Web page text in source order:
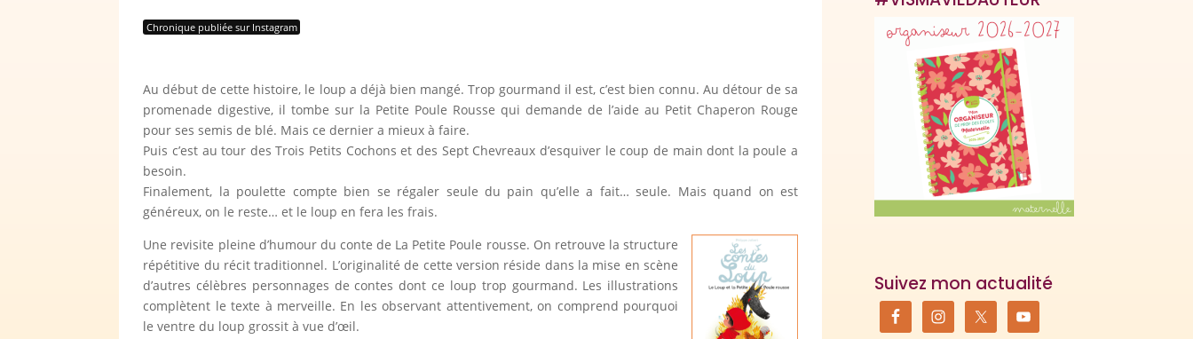
Chronique publiée sur Instagram
Au début de cette histoire, le loup a déjà bien mangé. Trop gourmand il est, c’est bien connu. Au détour de sa
promenade digestive, il tombe sur la Petite Poule Rousse qui demande de l’aide au Petit Chaperon Rouge
pour ses semis de blé. Mais ce dernier a mieux à faire.
Puis c’est au tour des Trois Petits Cochons et des Sept Chevreaux d’esquiver le coup de main dont la poule a
besoin.
Finalement, la poulette compte bien se régaler seule du pain qu’elle a fait… seule. Mais quand on est
généreux, on le reste… et le loup en fera les frais.
Une revisite pleine d’humour du conte de La Petite Poule rousse. On retrouve la structure
répétitive du récit traditionnel. L’originalité de cette version réside dans la mise en scène
d’autres célèbres personnages de contes dont ce loup trop gourmand. Les illustrations
complètent le texte à merveille. En les observant attentivement, on comprend pourquoi
le ventre du loup grossit à vue d’œil.
Suivez mon actualité